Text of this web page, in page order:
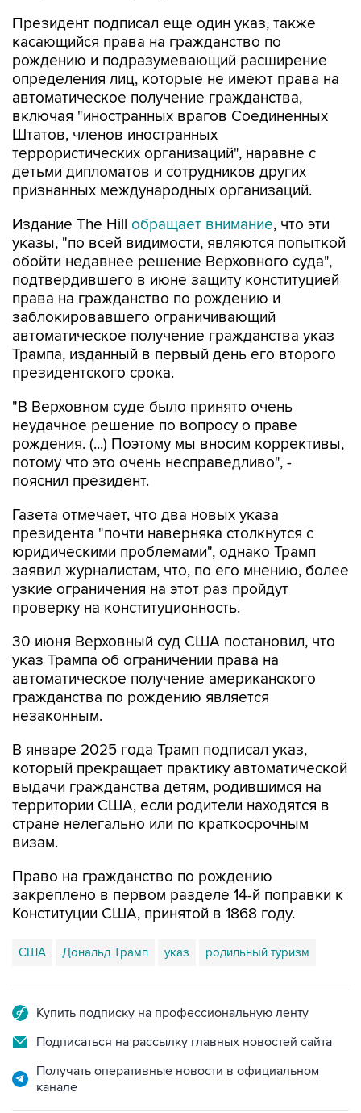
рождению и подразумевающий расширение
определения лиц, которые не имеют права на
автоматическое получение гражданства,
включая "иностранных врагов Соединенных
Штатов, членов иностранных
террористических организаций", наравне с
детьми дипломатов и сотрудников других
признанных международных организаций.
Издание The Hillобращает внимание, что эти
обойти недавнее решение Верховного суда",
подтвердившего в июне защиту конституцией
права на гражданство по рождению и
заблокировавшего ограничивающий
автоматическое получение гражданства указ
Трампа, изданный в первый день его второго
президентского срока.
"В Верховном суде было принято очень
рождения. (...) Поэтому мы вносим коррективы,
потому что это очень несправедливо", -
пояснил президент.
Газета отмечает, что два новых указа
юридическими проблемами", однако Трамп
заявил журналистам, что, по его мнению, более
узкие ограничения на этот раз пройдут
проверку на конституционность.
30 июня Верховный суд США постановил, что
автоматическое получение американского
гражданства по рождению является
незаконным.
В январе 2025 года Трамп подписал указ,
выдачи гражданства детям, родившимся на
территории США, если родители находятся в
стране нелегально или по краткосрочным
визам.
Право на гражданство по рождению
Конституции США, принятой в 1868 году.
США Дональд Трамп указ родильный туризм
Подписаться на рассылку главных новостей сайта
Получать оперативные новости в официальном
канале